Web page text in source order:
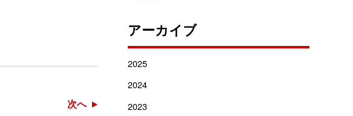
次へ
アーカイブ
2025
2024
2023